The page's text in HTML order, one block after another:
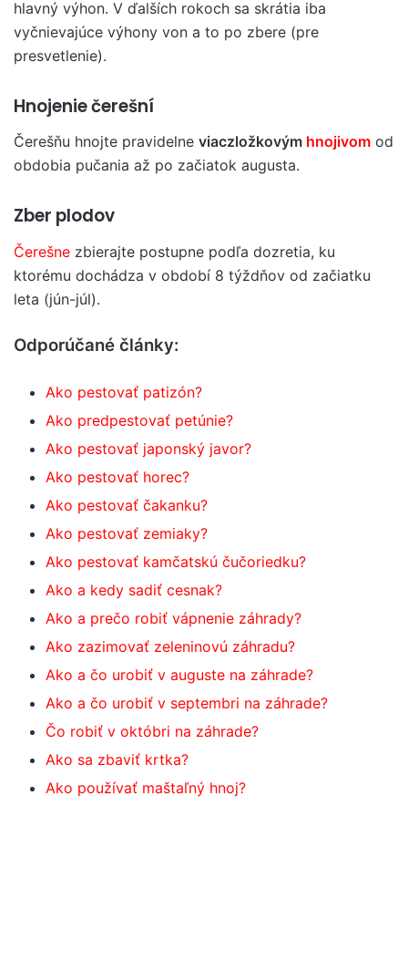
hlavný výhon. V ďalších rokoch sa skrátia iba
vyčnievajúce výhony von a to po zbere (pre
presvetlenie).
Hnojenie čerešní
Čerešňu hnojte pravidelne viaczložkovým hnojivom od
obdobia pučania až po začiatok augusta.
Zber plodov
Čerešne zbierajte postupne podľa dozretia, ku
ktorému dochádza v období 8 týždňov od začiatku
leta (jún-júl).
Odporúčané články:
Ako pestovať patizón?
Ako predpestovať petúnie?
Ako pestovať japonský javor?
Ako pestovať horec?
Ako pestovať čakanku?
Ako pestovať zemiaky?
Ako pestovať kamčatskú čučoriedku?
Ako a kedy sadiť cesnak?
Ako a prečo robiť vápnenie záhrady?
Ako zazimovať zeleninovú záhradu?
Ako a čo urobiť v auguste na záhrade?
Ako a čo urobiť v septembri na záhrade?
Čo robiť v októbri na záhrade?
Ako sa zbaviť krtka?
Ako používať maštaľný hnoj?